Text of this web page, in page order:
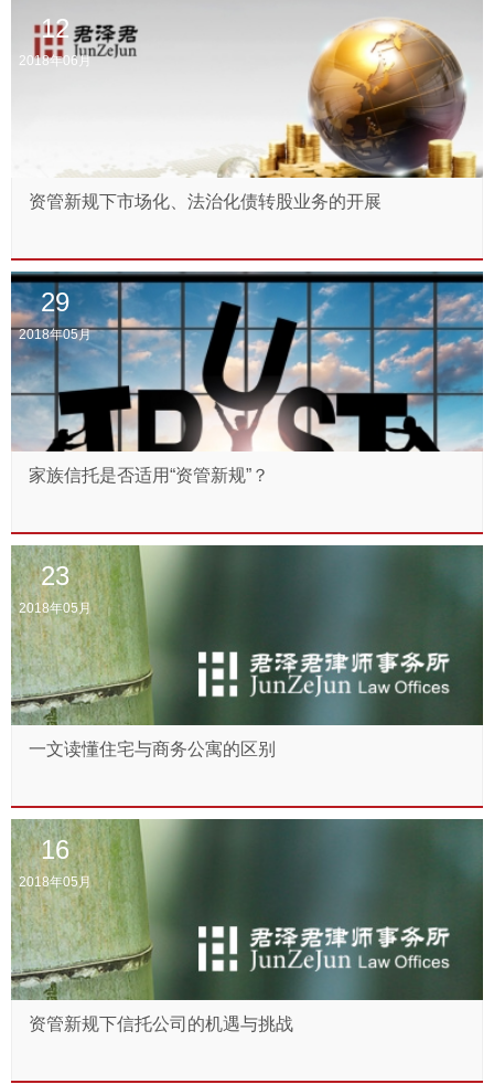
12
2018年06月
资管新规下市场化、法治化债转股业务的开展
29
2018年05月
家族信托是否适用“资管新规”？
23
2018年05月
一文读懂住宅与商务公寓的区别
16
2018年05月
资管新规下信托公司的机遇与挑战